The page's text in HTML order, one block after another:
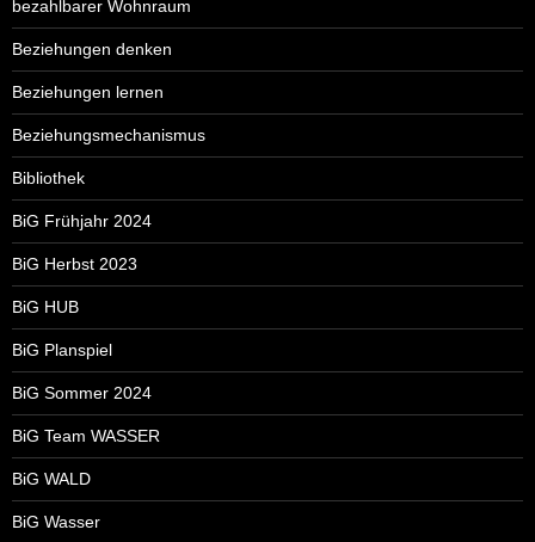
bezahlbarer Wohnraum
Beziehungen denken
Beziehungen lernen
Beziehungsmechanismus
Bibliothek
BiG Frühjahr 2024
BiG Herbst 2023
BiG HUB
BiG Planspiel
BiG Sommer 2024
BiG Team WASSER
BiG WALD
BiG Wasser